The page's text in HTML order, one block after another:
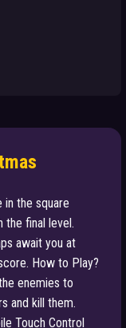
in the square
the final level.
await you at
How to Play?
enemies to
and kill them.
Touch Control